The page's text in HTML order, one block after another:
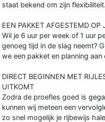
staat bekend om zijn flexibiliteit.
EEN PAKKET AFGESTEMD OP
Wil je 6 uur per week of 1 uur
genoeg tijd in de slag neemt?
we een pakket en planning
DIRECT BEGINNEN MET
UITKOMT
Zodra de proefles goed is
kunnen wij meteen een
zo snel mogelijk je rijbewijs